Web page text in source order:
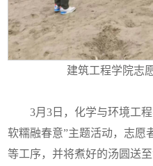
建筑工程学院志
3月3日，化学与环境工
软糯融春意”主题活动，志愿
等工序，并将煮好的汤圆送